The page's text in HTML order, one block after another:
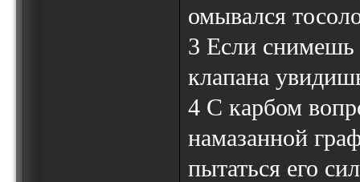
омывался
3 Если
клапана
4 С карбом
намазанной
пытаться его